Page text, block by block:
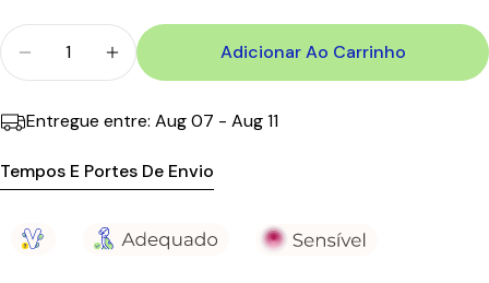
Quantidade
Diminuir Quantidade Para Heliocare 360º Color
Aumentar A Quantidade Para Heliocare
Adicionar Ao Carrinho
Entregue entre: Aug 07 - Aug 11
Tempos E Portes De Envio